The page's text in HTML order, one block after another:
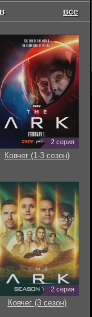
все
2 серия
Ковчег (1-3 сезон)
2 серия
Ковчег (3 сезон)